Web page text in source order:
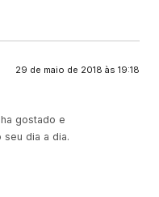
29 de maio de 2018 às 19:18
gostado e
seu dia a dia.